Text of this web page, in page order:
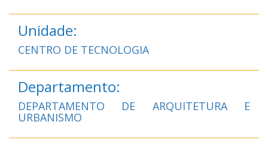
Unidade:
CENTRO DE TECNOLOGIA
Departamento:
DEPARTAMENTO DE ARQUITETURA E
URBANISMO